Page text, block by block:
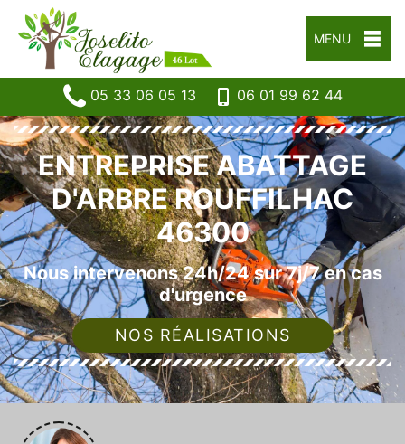
MENU
05 33 06 05 13 06 01 99 62 44
ENTREPRISE ABATTAGE
D'ARBRE ROUFFILHAC
46300
Nous intervenons 24h/24 sur 7j/7 en cas
d'urgence
NOS RÉALISATIONS